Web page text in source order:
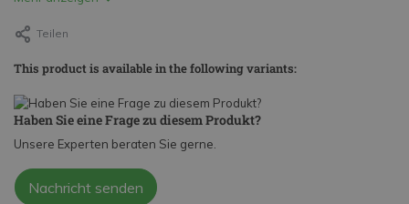
Teilen
This product is available in the following variants:
Haben Sie eine Frage zu diesem Produkt?
Unsere Experten beraten Sie gerne.
Nachricht senden